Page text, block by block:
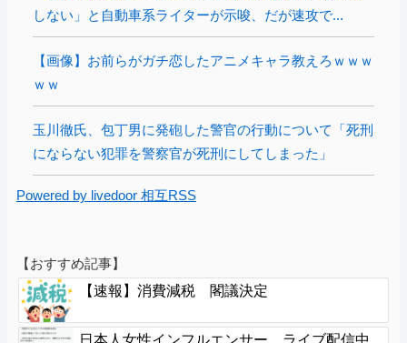
しない」と自動車系ライターが示唆、だが速攻で...
【画像】お前らがガチ恋したアニメキャラ教えろｗｗｗ
ｗｗ
玉川徹氏、包丁男に発砲した警官の行動について「死刑
にならない犯罪を警察官が死刑にしてしまった」
Powered by livedoor 相互RSS
【おすすめ記事】
【速報】消費減税 閣議決定